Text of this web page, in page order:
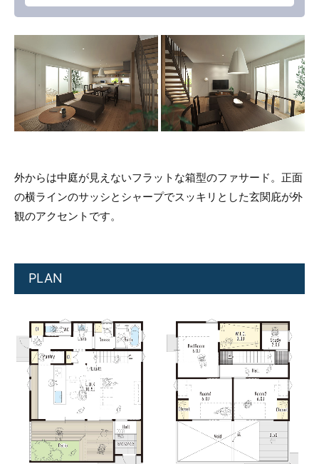
外からは中庭が見えないフラットな箱型のファサード。正面
の横ラインのサッシとシャープでスッキリとした玄関庇が外
観のアクセントです。
PLAN